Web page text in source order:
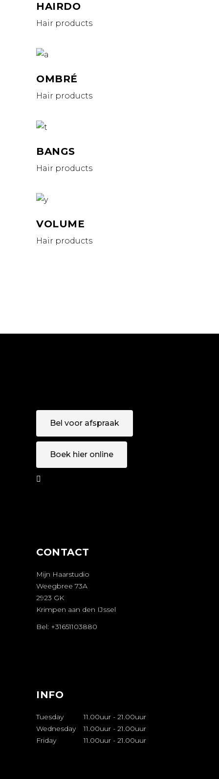
HAIRDO
Hair products
OMBRÉ
Hair products
BANGS
Hair products
VOLUME
Hair products
Bel voor afspraak
Boek hier online
CONTACT
Mijn Haarstudio
Weegbree 73A
2923 GK
Krimpen aan den IJssel
Bel: +31651103880
INFO
Tuesday 11.00uur - 21.00uur
Wednesday
11.00uur - 21.00uur
Friday
11.00uur - 21.00uur